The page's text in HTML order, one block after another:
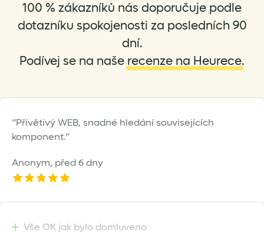
100 % zákazníků nás doporučuje podle
dotazníku spokojenosti za posledních 90
dní.
Podívej se na naše recenze na Heurece.
Přívětivý WEB, snadné hledání souvisejících
komponent.
Anonym, před 6 dny
Vše OK jak bylo domluveno